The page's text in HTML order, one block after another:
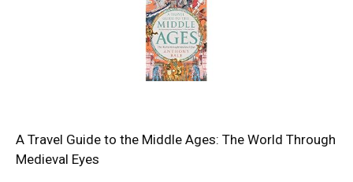
A Travel Guide to the Middle Ages: The World Through
Medieval Eyes